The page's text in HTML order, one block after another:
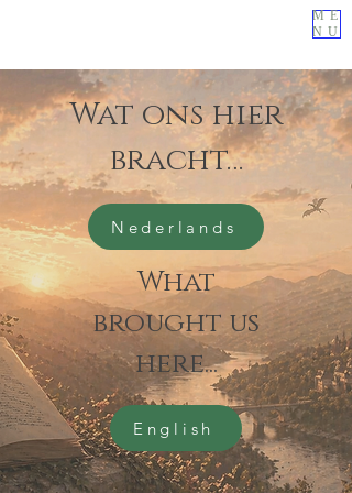
ME
NU
Wat ons hier
bracht…
Nederlands
What
brought us
here...
English